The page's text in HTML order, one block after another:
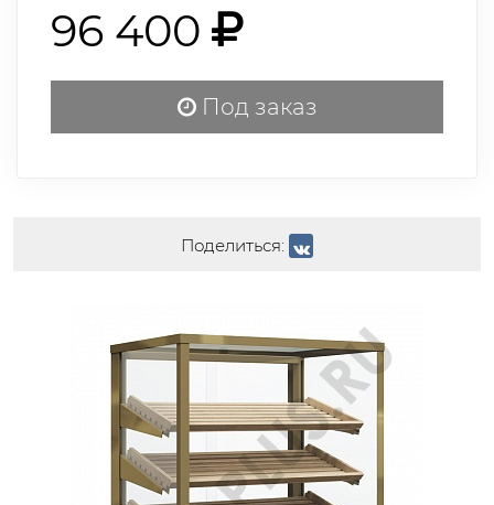
96 400
Под заказ
Поделиться: